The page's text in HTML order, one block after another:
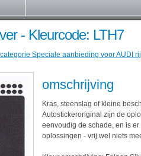
- Kleurcode: LTH7
Speciale aanbieding voor AUDI
omschrijving
Kras, steenslag of kleine
Autostickeroriginal zijn de
eenvoudig de schade, en is
oplossingen - vrij wel niets